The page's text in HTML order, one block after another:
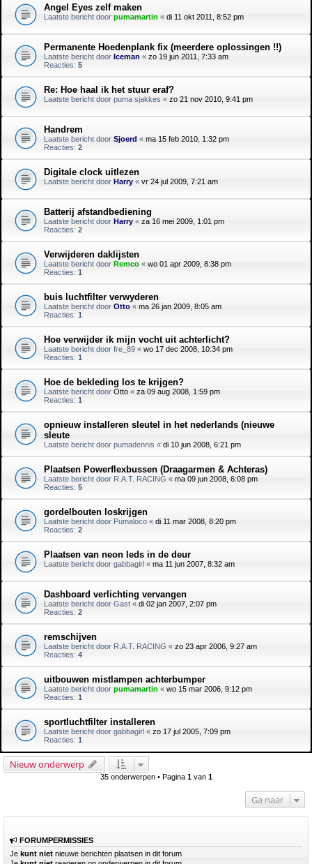
Angel Eyes zelf maken
Laatste bericht door pumamartin « di 11 okt 2011, 8:52 pm
Permanente Hoedenplank fix (meerdere oplossingen !!)
Laatste bericht door Iceman « zo 19 jun 2011, 7:33 am
Reacties: 5
Re: Hoe haal ik het stuur eraf?
Laatste bericht door puma sjakkes « zo 21 nov 2010, 9:41 pm
Handrem
Laatste bericht door Sjoerd « ma 15 feb 2010, 1:32 pm
Reacties: 2
Digitale clock uitlezen
Laatste bericht door Harry « vr 24 jul 2009, 7:21 am
Batterij afstandbediening
Laatste bericht door Harry « za 16 mei 2009, 1:01 pm
Reacties: 2
Verwijderen daklijsten
Laatste bericht door Remco « wo 01 apr 2009, 8:38 pm
Reacties: 1
buis luchtfilter verwyderen
Laatste bericht door Otto « ma 26 jan 2009, 8:05 am
Reacties: 1
Hoe verwijder ik mijn vocht uit achterlicht?
Laatste bericht door fre_89 « wo 17 dec 2008, 10:34 pm
Reacties: 1
Hoe de bekleding los te krijgen?
Laatste bericht door Otto « za 09 aug 2008, 1:59 pm
Reacties: 1
opnieuw installeren sleutel in het nederlands (nieuwe
sleute
Laatste bericht door pumadennis « di 10 jun 2008, 6:21 pm
Plaatsen Powerflexbussen (Draagarmen & Achteras)
Laatste bericht door R.A.T. RACING « ma 09 jun 2008, 6:08 pm
Reacties: 5
gordelbouten loskrijgen
Laatste bericht door Pumaloco « di 11 mar 2008, 8:20 pm
Reacties: 2
Plaatsen van neon leds in de deur
Laatste bericht door gabbagirl « ma 11 jun 2007, 8:32 am
Dashboard verlichting vervangen
Laatste bericht door Gast « di 02 jan 2007, 2:07 pm
Reacties: 2
remschijven
Laatste bericht door R.A.T. RACING « zo 23 apr 2006, 9:27 am
Reacties: 4
uitbouwen mistlampen achterbumper
Laatste bericht door pumamartin « wo 15 mar 2006, 9:12 pm
Reacties: 1
sportluchtfilter installeren
Laatste bericht door gabbagirl « zo 17 jul 2005, 7:09 pm
Reacties: 1
Nieuw onderwerp
35 onderwerpen • Pagina 1van 1
Ga naar
FORUMPERMISSIES
Je kunt niet nieuwe berichten plaatsen in dit forum